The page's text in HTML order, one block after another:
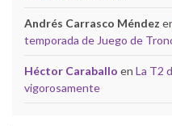
Andrés Carrasco Méndez
temporada de Juego de
Héctor Caraballo en La T2
vigorosamente